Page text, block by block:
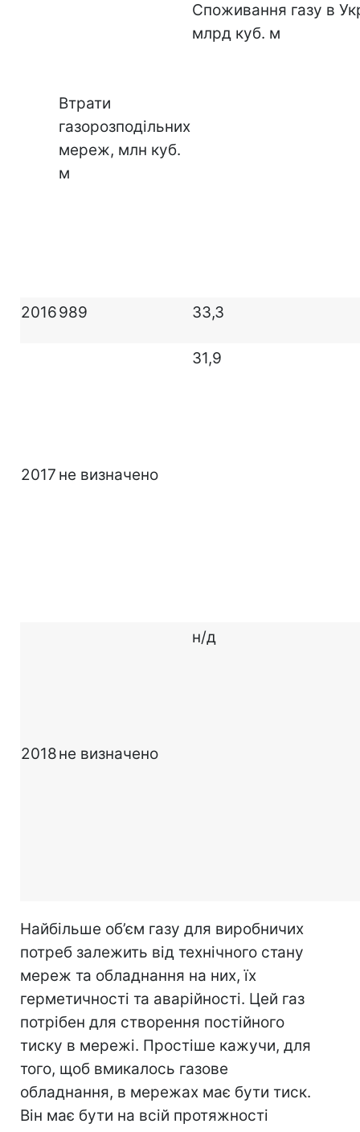
Втрати
газорозподільних
мереж, млн куб.
м
Споживання газу в
млрд куб. м
2016989 33,3
2017 не визначено
31,9
2018не визначено
н/д
Найбільше об’єм газу для виробничих
потреб залежить від технічного стану
мереж та обладнання на них, їх
герметичності та аварійності. Цей газ
потрібен для створення постійного
тиску в мережі. Простіше кажучи, для
того, щоб вмикалось газове
обладнання, в мережах має бути тиск.
Він має бути на всій протяжності